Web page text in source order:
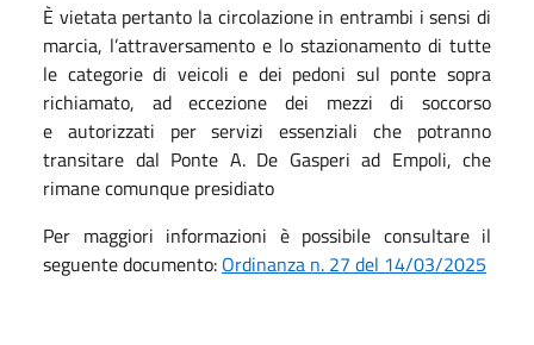
È vietata pertanto la circolazione in entrambi i sensi di
marcia, l’attraversamento e lo stazionamento di tutte
le categorie di veicoli e dei pedoni sul ponte sopra
richiamato, ad eccezione dei mezzi di soccorso
e autorizzati per servizi essenziali che potranno
transitare dal Ponte A. De Gasperi ad Empoli, che
rimane comunque presidiato
Per maggiori informazioni è possibile consultare il
seguente documento: Ordinanza n. 27 del 14/03/2025